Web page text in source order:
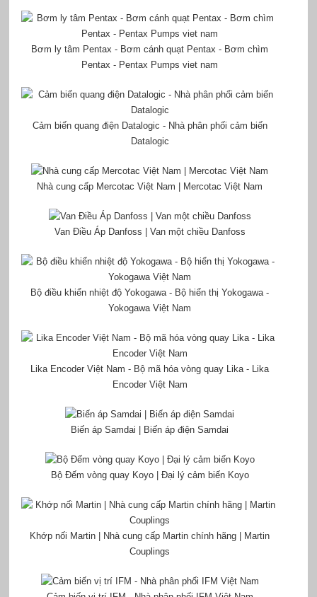
Bơm ly tâm Pentax - Bơm cánh quạt Pentax - Bơm chìm
Pentax - Pentax Pumps viet nam
Cảm biến quang điện Datalogic - Nhà phân phối cảm biến
Datalogic
Nhà cung cấp Mercotac Việt Nam | Mercotac Việt Nam
Van Điều Áp Danfoss | Van một chiều Danfoss
Bộ điều khiển nhiệt độ Yokogawa - Bộ hiển thị Yokogawa -
Yokogawa Việt Nam
Lika Encoder Việt Nam - Bộ mã hóa vòng quay Lika - Lika
Encoder Việt Nam
Biến áp Samdai | Biến áp điện Samdai
Bộ Đếm vòng quay Koyo | Đại lý cảm biến Koyo
Khớp nối Martin | Nhà cung cấp Martin chính hãng | Martin
Couplings